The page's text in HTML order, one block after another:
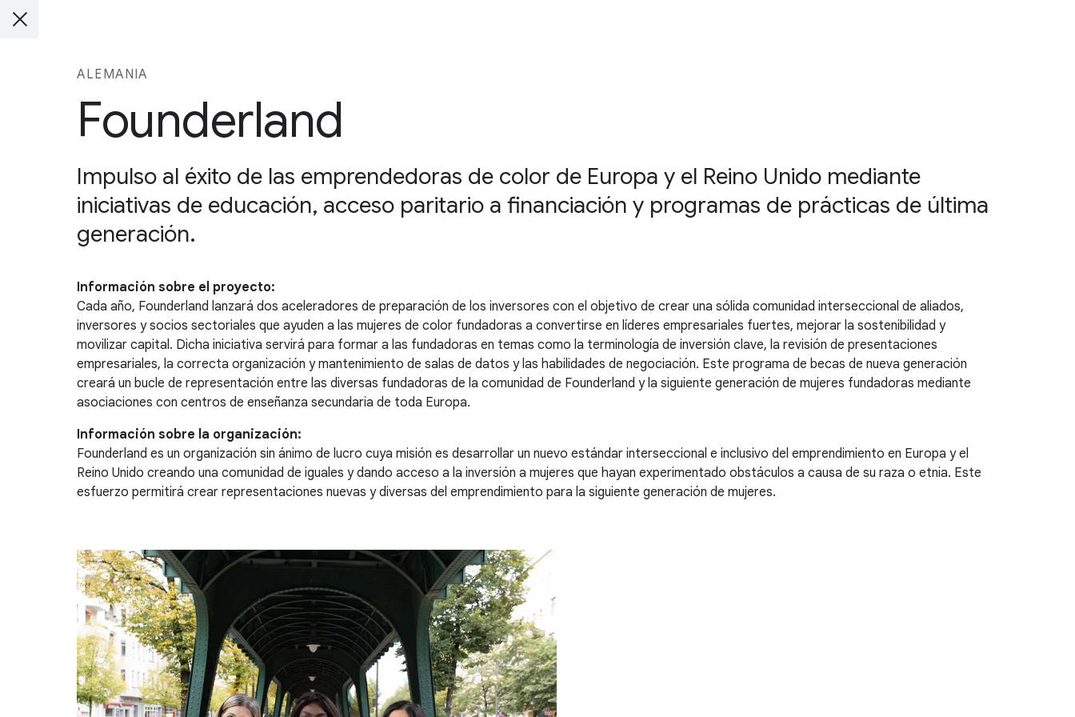
ALEMANIA
Founderland
Impulso al éxito de las emprendedoras de color de Europa y el Reino Unido mediante
iniciativas de educación, acceso paritario a financiación y programas de prácticas de última
generación.
Información sobre el proyecto:
Cada año, Founderland lanzará dos aceleradores de preparación de los inversores con el objetivo de crear una sólida comunidad interseccional de aliados,
inversores y socios sectoriales que ayuden a las mujeres de color fundadoras a convertirse en líderes empresariales fuertes, mejorar la sostenibilidad y
movilizar capital. Dicha iniciativa servirá para formar a las fundadoras en temas como la terminología de inversión clave, la revisión de presentaciones
empresariales, la correcta organización y mantenimiento de salas de datos y las habilidades de negociación. Este programa de becas de nueva generación
creará un bucle de representación entre las diversas fundadoras de la comunidad de Founderland y la siguiente generación de mujeres fundadoras mediante
asociaciones con centros de enseñanza secundaria de toda Europa.
Información sobre la organización:
Founderland es un organización sin ánimo de lucro cuya misión es desarrollar un nuevo estándar interseccional e inclusivo del emprendimiento en Europa y el
Reino Unido creando una comunidad de iguales y dando acceso a la inversión a mujeres que hayan experimentado obstáculos a causa de su raza o etnia. Este
esfuerzo permitirá crear representaciones nuevas y diversas del emprendimiento para la siguiente generación de mujeres.